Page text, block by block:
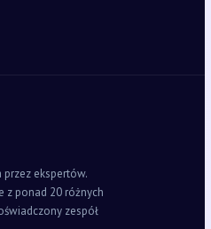
ekspertów.
z ponad 20 różnych
zespół